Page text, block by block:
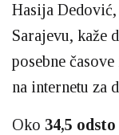
Hasija
Sarajevu, kaže
posebne
na internetu za
Oko 34,5 odsto